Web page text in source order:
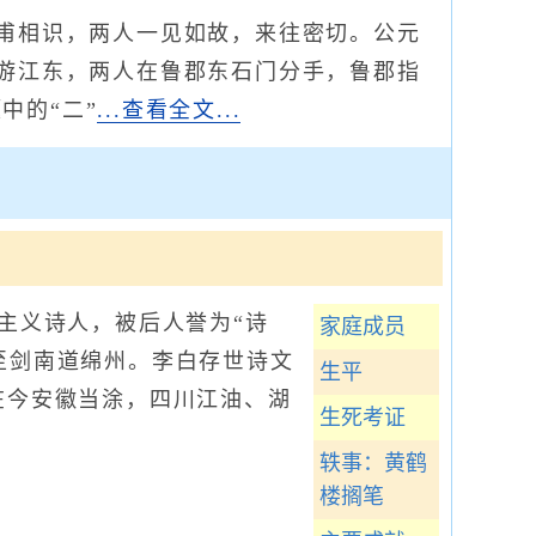
识，两人一见如故，来往密切。公元
江东，两人在鲁郡东石门分手，鲁郡指
的“二”...查看全文...
家庭成员
生平
生死考证
轶事：黄鹤
楼搁笔
诗人，被后人誉为“诗
南道绵州。李白存世诗文
安徽当涂，四川江油、湖